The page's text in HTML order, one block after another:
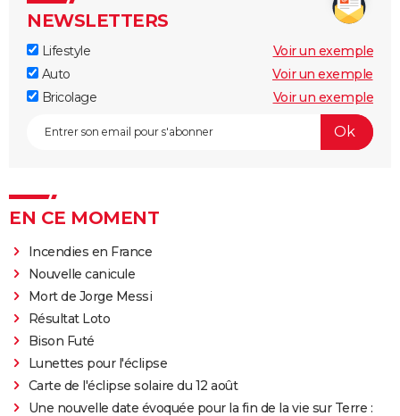
NEWSLETTERS
Lifestyle
Voir un exemple
Auto
Voir un exemple
Bricolage
Voir un exemple
EN CE MOMENT
Incendies en France
Nouvelle canicule
Mort de Jorge Messi
Résultat Loto
Bison Futé
Lunettes pour l'éclipse
Carte de l'éclipse solaire du 12 août
Une nouvelle date évoquée pour la fin de la vie sur Terre :